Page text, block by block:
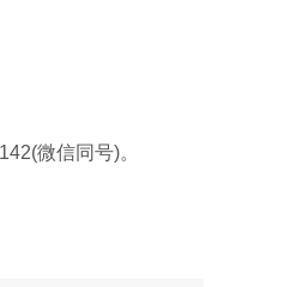
微信同号)。